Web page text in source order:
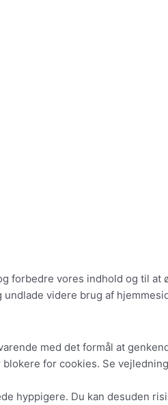
forbedre vores indhold og til
undlade videre brug af
med det formål at
for cookies. Se
hyppigere. Du kan desuden